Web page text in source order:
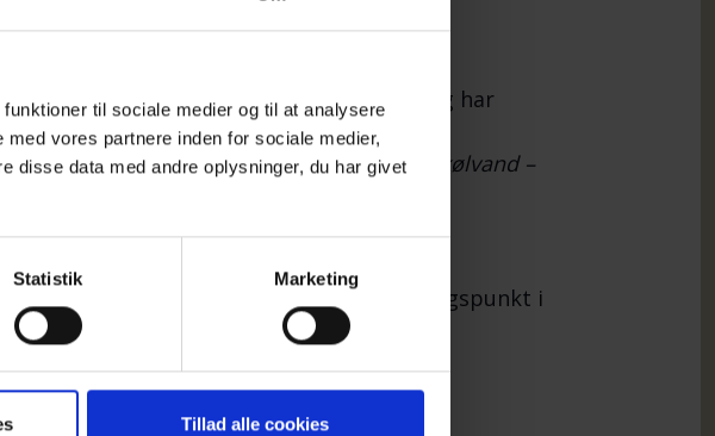
til sociale medier og til at analysere
vores partnere inden for sociale medier,
disse data med andre oplysninger, du har givet
Statistik Marketing
Tillad alle cookies
er teolog og tidligere sognepræst og har
rådgiver i NEFOS (Netværket for
er medforfatter til bogenI selvmordets kølvand –
samtale med andre efterladte med udgangspunkt i
de svære følelser.